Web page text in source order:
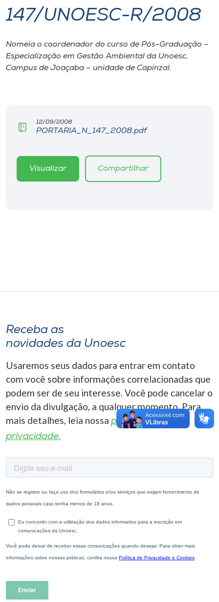
I.nova
Diplomados
Editora
A+
147/UNOESC-R/2008
Nomeia o coordenador do curso de Pós-Graduação –
Especialização em Gestão Ambiental da Unoesc,
Campus de Joaçaba – unidade de Capinzal.
12/09/2008
PORTARIA_N_147_2008.pdf
Visualizar Compartilhar
Receba as
novidades da Unoesc
Usaremos seus dados para entrar em contato
com você sobre informações correlacionadas que
podem ser de seu interesse. Você pode cancelar o
envio da divulgação, a qualquer momento. Para
mais detalhes, leia nossa política de
privacidade.